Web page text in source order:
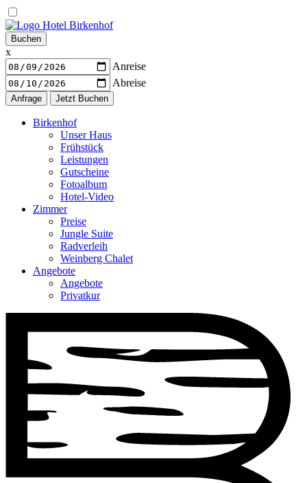
Warenkorb
Buchen
x
Anreise
Abreise
Birkenhof
Unser Haus
Frühstück
Leistungen
Gutscheine
Fotoalbum
Hotel-Video
Zimmer
Preise
Jungle Suite
Radverleih
Weinberg Chalet
Angebote
Angebote
Privatkur